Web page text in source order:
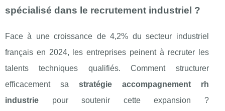
spécialisé dans le recrutement industriel ?
Face à une croissance de 4,2% du secteur industriel
français en 2024, les entreprises peinent à recruter les
talents techniques qualifiés. Comment structurer
efficacement sa stratégie accompagnement rh
industrie pour soutenir cette expansion ?